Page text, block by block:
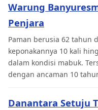
Warung
Penjara
Paman berusia 62 tahun
keponakannya 10 kali
dalam kondisi mabuk.
dengan ancaman 10
Danantara Setuju